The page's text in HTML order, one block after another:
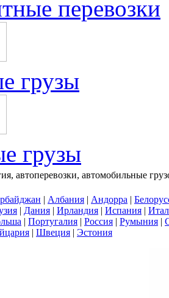
перевозки
грузы
грузы
автоперевозки, автомобильные
| Албания | Андорра |
| Дания | Ирландия | Испания |
| Португалия | Россия | Румыния |
| Швеция | Эстония